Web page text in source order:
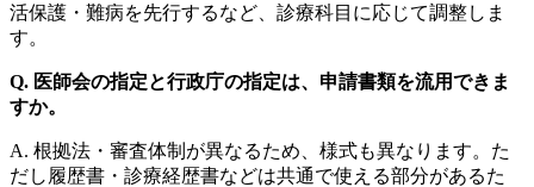
活保護・難病を先行するなど、診療科目に応じて調整しま
す。
Q. 医師会の指定と行政庁の指定は、申請書類を流用できま
すか。
A. 根拠法・審査体制が異なるため、様式も異なります。た
だし履歴書・診療経歴書などは共通で使える部分があるた